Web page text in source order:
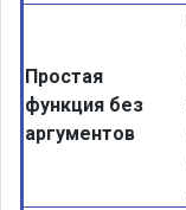
Простая
функция без
аргументов